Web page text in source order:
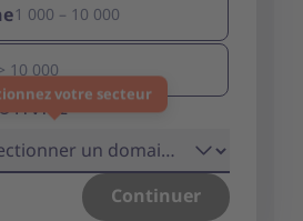
1 000 – 10 000
10 000
Continuer
votre secteur